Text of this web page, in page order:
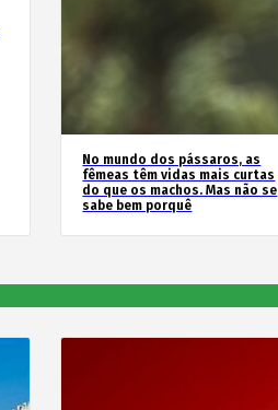
No mundo dos pássaros, as
fêmeas têm vidas mais curtas
do que os machos. Mas não se
sabe bem porquê